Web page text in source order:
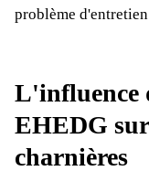
problème
L'influence
EHEDG
charnières